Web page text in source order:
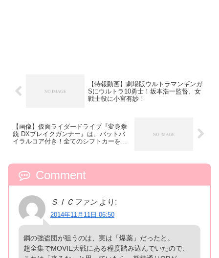
【特報動画】劇場版ウルトラマンギンガ
Sにウルトラ10勇士！坂本浩一監督、女
戦士役に小宮有紗！
【画像】仮面ライダードライブ『変身拳
銃 DXブレイクガンナー』は、バットバ
イラルコア付き！全てのシフトカーを認
Comment
ＳＩＣファン より:
2014年11月11日 06:50
鋼の強盗団が狙うのは、実は「爆薬」だったと。
超全集でMOVIE大戦にある程度踏み込んでいたので、